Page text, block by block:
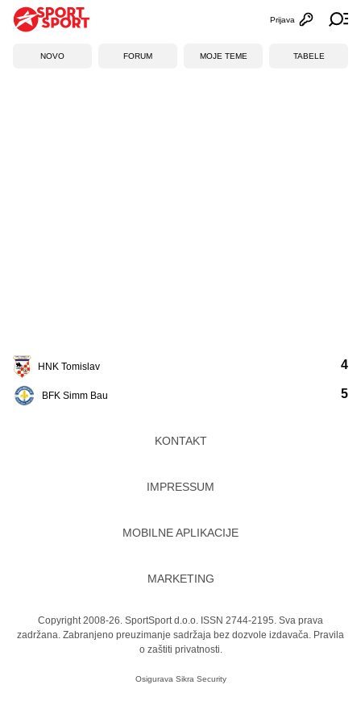
Otvori
Prijava
NOVO FORUM MOJE TEME TABELE
HNK Tomislav
BFK Simm Bau
4
5
KONTAKT
IMPRESSUM
MOBILNE APLIKACIJE
MARKETING
Copyright 2008-26. SportSport d.o.o. ISSN 2744-2195. Sva prava
zadržana. Zabranjeno preuzimanje sadržaja bez dozvole izdavača. Pravila
o zaštiti privatnosti.
Osigurava Sikra Security